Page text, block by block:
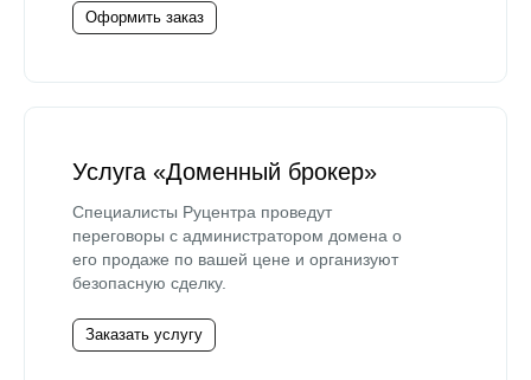
Оформить заказ
Услуга «Доменный брокер»
Специалисты Руцентра проведут
переговоры с администратором домена о
его продаже по вашей цене и организуют
безопасную сделку.
Заказать услугу